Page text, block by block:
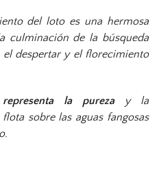
del loto es una hermosa
culminación de la búsqueda
despertar y el florecimiento
la purezay la
sobre las aguas fangosas